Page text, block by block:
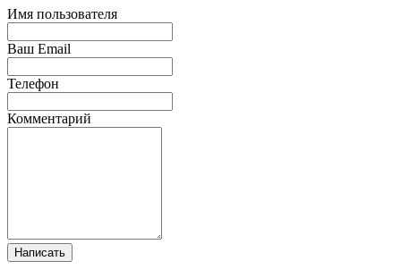
Имя пользователя
Ваш Email
Телефон
Комментарий
Написать